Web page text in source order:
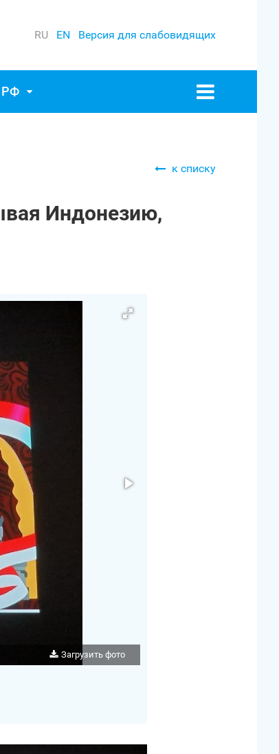
RU EN Версия для слабовидящих
РФ
к списку
Индонезию,
Загрузить фото